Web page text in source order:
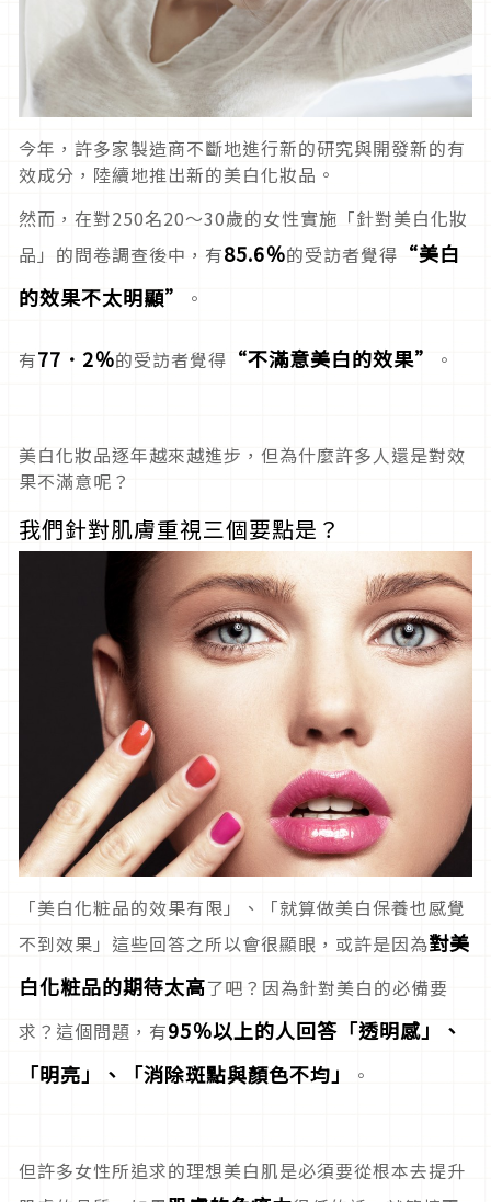
今年，許多家製造商不斷地進行新的研究與開發新的有
效成分，陸續地推出新的美白化妝品。
然而，在對250名20～30歲的女性實施「針對美白化妝
品」的問卷調查後中，有85.6％的受訪者覺得 “美白
的效果不太明顯”
。
有77．2％的受訪者覺得 “不滿意美白的效果” 。
美白化妝品逐年越來越進步，但為什麼許多人還是對效
果不滿意呢？
我們針對肌膚重視三個要點是？
「美白化粧品的效果有限」、「就算做美白保養也感覺
不到效果」這些回答之所以會很顯眼，或許是因為對美
白化粧品的期待太高了吧？因為針對美白的必備要
求？這個問題，有95％以上的人回答「透明感」、
「明亮」、「消除斑點與顏色不均」
。
但許多女性所追求的理想美白肌是必須要從根本去提升